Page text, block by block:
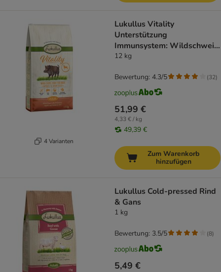
4 Varianten
Lukullus Vitality
Unterstützung
Immunsystem: Wildschwein
(getreidefrei)
12 kg
51,99 €
4,33 € / kg
49,39 €
Bewertung: 4.3/5 (32)
Zum Warenkorb
hinzufügen
Lukullus Cold-pressed Rind
& Gans
1 kg
5,49 €
Bewertung: 3.5/5 (8)